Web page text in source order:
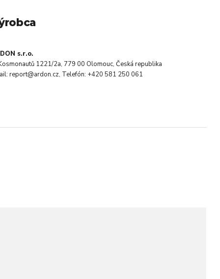
s.r.o.
1221/2a, 779 00 Olomouc, Česká republika
report@ardon.cz, Telefón: +420 581 250 061